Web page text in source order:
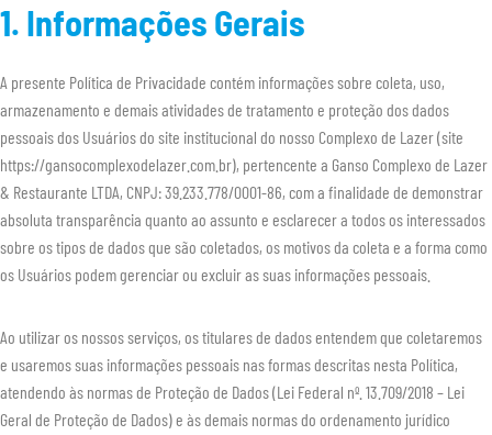
1. Informações Gerais
A presente Política de Privacidade contém informações sobre coleta, uso,
armazenamento e demais atividades de tratamento e proteção dos dados
pessoais dos Usuários do site institucional do nosso Complexo de Lazer (site
https://gansocomplexodelazer.com.br), pertencente a Ganso Complexo de Lazer
& Restaurante LTDA, CNPJ: 39.233.778/0001-86, com a finalidade de demonstrar
absoluta transparência quanto ao assunto e esclarecer a todos os interessados
sobre os tipos de dados que são coletados, os motivos da coleta e a forma como
os Usuários podem gerenciar ou excluir as suas informações pessoais.
Ao utilizar os nossos serviços, os titulares de dados entendem que coletaremos
e usaremos suas informações pessoais nas formas descritas nesta Política,
atendendo às normas de Proteção de Dados (Lei Federal nº. 13.709/2018 – Lei
Geral de Proteção de Dados) e às demais normas do ordenamento jurídico